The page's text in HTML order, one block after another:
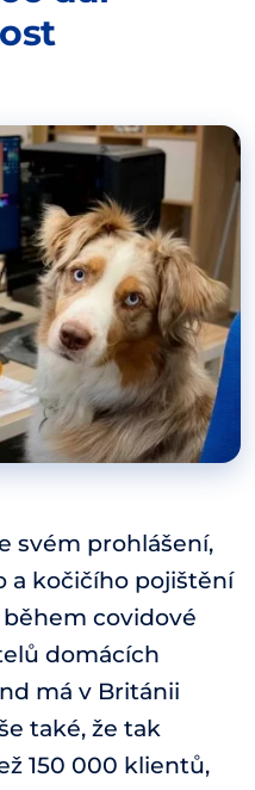
svém prohlášení,
a kočičího pojištění
během covidové
domácích
má v Británii
také, že tak
150 000 klientů,